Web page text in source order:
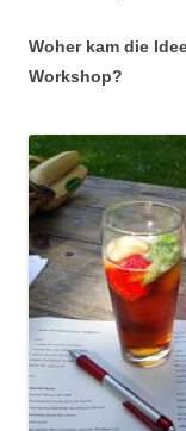
Woher kam die
Workshop?